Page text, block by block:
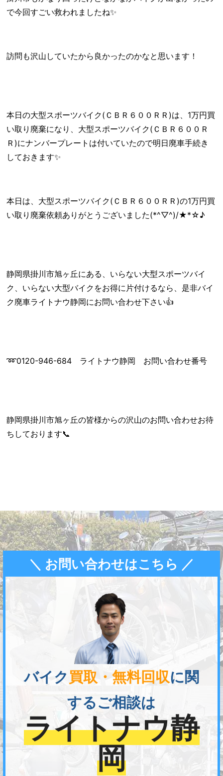
で今回すごい救われましたね✨
訪問も沢山していたから良かったのかなと思います！
本日の大型スポーツバイク(ＣＢＲ６００ＲＲ)は、1万円買
い取り廃棄になり、大型スポーツバイク(ＣＢＲ６００Ｒ
Ｒ)にナンバープレートは付いていたので明日廃車手続き
しておきます✨
本日は、大型スポーツバイク(ＣＢＲ６００ＲＲ)の1万円買
い取り廃棄依頼ありがとうございました(*^▽^)/★*☆♪
静岡県掛川市旭ヶ丘にある、いらない大型スポーツバイ
ク、いらない大型バイクをお得に片付けるなら、是非バイ
ク廃車ライトナウ静岡にお問い合わせ下さい👍
➿0120-946-684 ライトナウ静岡 お問い合わせ番号
静岡県掛川市旭ヶ丘の皆様からの沢山のお問い合わせお待
ちしております📞
＼ お問い合わせはこちら ／
バイク 買取・無料回収に関
するご相談は
ライトナウ静
岡